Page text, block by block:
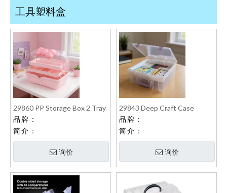
工具塑料盒
29860 PP Storage Box 2 Tray
品牌：
简介：
询价
29843 Deep Craft Case
品牌：
简介：
询价